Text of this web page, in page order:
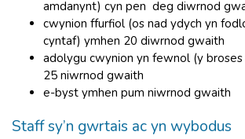
amdanynt) cyn pen deg diwrnod
cwynion ffurfiol (os nad ydych yn
cyntaf) ymhen 20 diwrnod gwaith
adolygu cwynion yn fewnol (y
25 niwrnod gwaith
e-byst ymhen pum niwrnod gwaith
Staff sy’n gwrtais ac yn wybodus